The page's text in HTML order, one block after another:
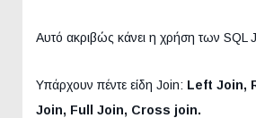
Αυτό ακριβώς κάνει η χρήση των SQL
Υπάρχουν πέντε είδη Join: Left Join,
Join, Full Join, Cross join.